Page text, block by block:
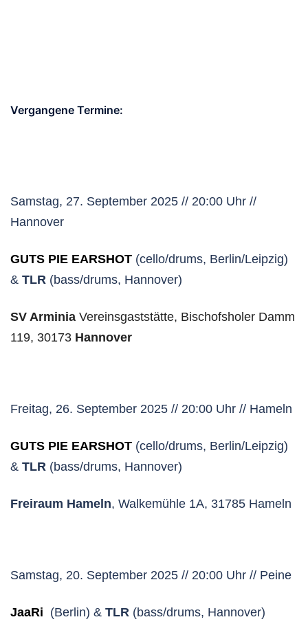
Vergangene Termine:
Samstag, 27. September 2025 // 20:00 Uhr //
Hannover
GUTS PIE EARSHOT (cello/drums, Berlin/Leipzig)
& TLR (bass/drums, Hannover)
SV Arminia Vereinsgaststätte, Bischofsholer Damm
119, 30173 Hannover
Freitag, 26. September 2025 // 20:00 Uhr // Hameln
GUTS PIE EARSHOT (cello/drums, Berlin/Leipzig)
& TLR (bass/drums, Hannover)
Freiraum Hameln, Walkemühle 1A, 31785 Hameln
Samstag, 20. September 2025 // 20:00 Uhr // Peine
JaaRi (Berlin) & TLR (bass/drums, Hannover)